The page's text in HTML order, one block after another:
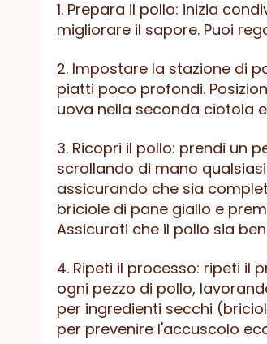
1. Prepara il pollo: inizia
migliorare il sapore. Puoi
2. Impostare la stazione di
piatti poco profondi.
uova nella seconda ciotola
3. Ricopri il pollo: prendi un
scrollando di mano
assicurando che sia
briciole di pane giallo e
Assicurati che il pollo sia
4. Ripeti il ​​processo: ripeti il
ogni pezzo di pollo,
per ingredienti secchi
per prevenire l'accuscolo